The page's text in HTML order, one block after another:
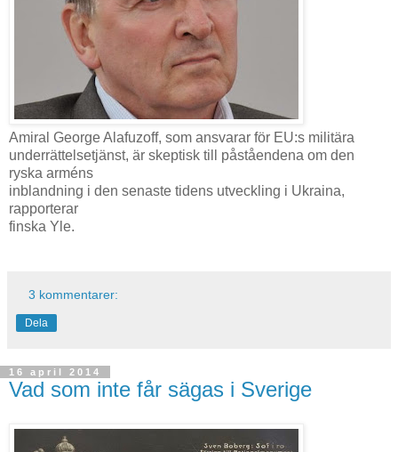
Amiral George Alafuzoff, som ansvarar för EU:s militära
underrättelsetjänst, är skeptisk till påståendena om den
ryska arméns
inblandning i den senaste tidens utveckling i Ukraina,
rapporterar
finska Yle.
3 kommentarer:
Dela
16 april 2014
Vad som inte får sägas i Sverige